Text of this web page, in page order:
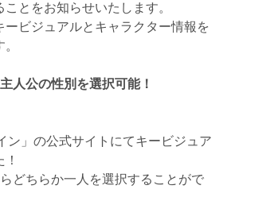
とをお知らせいたします。
ビジュアルとキャラクター情報を
人公の性別を選択可能！
ン」の公式サイトにてキービジュア
どちらか一人を選択することがで